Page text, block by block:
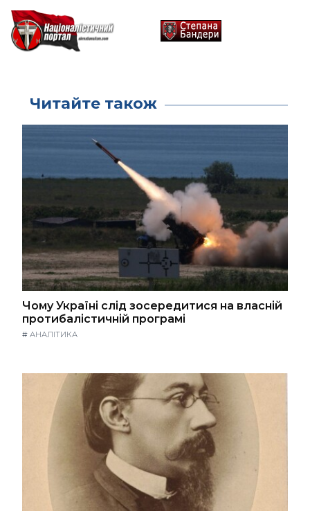
Читайте також
Чому Україні слід зосередитися на власній
протибалістичній програмі
# АНАЛІТИКА